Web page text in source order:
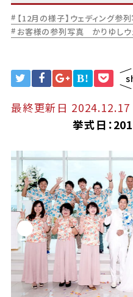
【12月の様子】ウェディング参
お客様の参列写真 かりゆしウ
B!
最終更新日 2024.12.17
挙式日：